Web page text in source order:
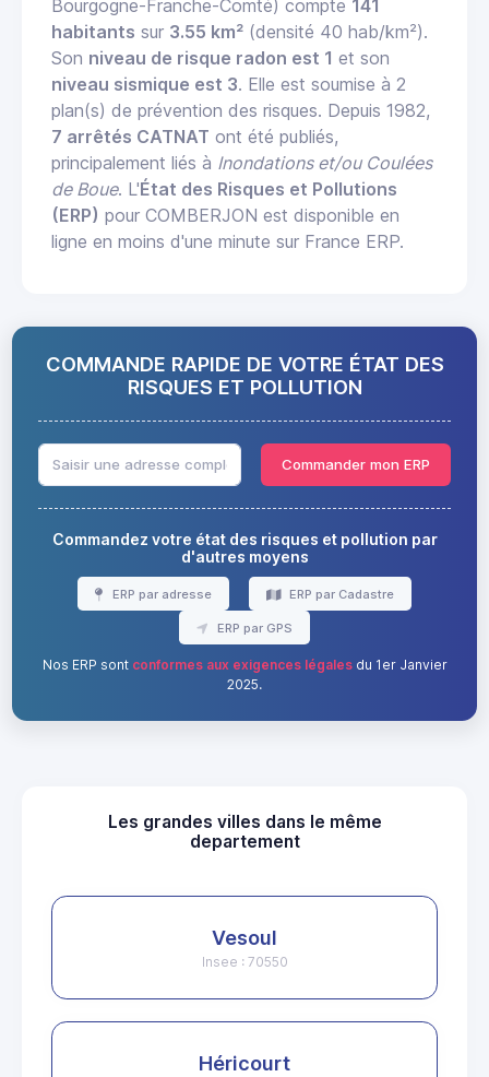
Bourgogne-Franche-Comté) compte 141
habitants sur 3.55 km² (densité 40 hab/km²).
Son niveau de risque radon est 1 et son
niveau sismique est 3. Elle est soumise à 2
plan(s) de prévention des risques. Depuis 1982,
7 arrêtés CATNAT ont été publiés,
principalement liés à Inondations et/ou Coulées
de Boue. L'État des Risques et Pollutions
(ERP) pour COMBERJON est disponible en
ligne en moins d'une minute sur France ERP.
COMMANDE RAPIDE DE VOTRE ÉTAT DES
RISQUES ET POLLUTION
Commander mon ERP
Commandez votre état des risques et pollution par
d'autres moyens
ERP par adresse ERP par Cadastre
ERP par GPS
Nos ERP sont conformes aux exigences légalesdu 1er Janvier
2025.
Les grandes villes dans le même
departement
Vesoul
Insee : 70550
Héricourt